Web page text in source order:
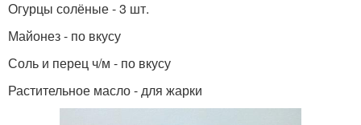
Огурцы солёные - 3 шт.
Майонез - по вкусу
Соль и перец ч/м - по вкусу
Растительное масло - для жарки